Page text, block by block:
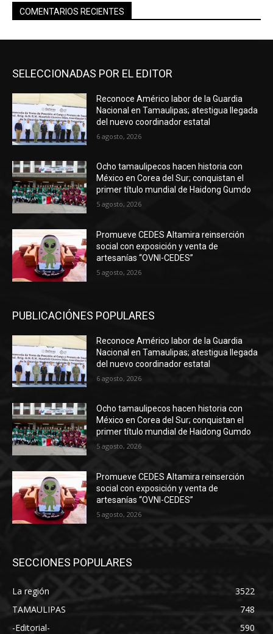
COMENTARIOS RECIENTES
SELECCIONADAS POR EL EDITOR
Reconoce Américo labor de la Guardia
Nacional en Tamaulipas; atestigua llegada
del nuevo coordinador estatal
6 agosto, 2026
Ocho tamaulipecos hacen historia con
México en Corea del Sur; conquistan el
primer título mundial de Haidong Gumdo
5 agosto, 2026
Promueve CEDES Altamira reinserción
social con exposición y venta de
artesanías “OVNI-CEDES”
5 agosto, 2026
PUBLICACIÓNES POPULARES
Reconoce Américo labor de la Guardia
Nacional en Tamaulipas; atestigua llegada
del nuevo coordinador estatal
6 agosto, 2026
Ocho tamaulipecos hacen historia con
México en Corea del Sur; conquistan el
primer título mundial de Haidong Gumdo
5 agosto, 2026
Promueve CEDES Altamira reinserción
social con exposición y venta de
artesanías “OVNI-CEDES”
5 agosto, 2026
SECCIONES POPULARES
La región
3522
TAMAULIPAS
748
-Editorial-
590